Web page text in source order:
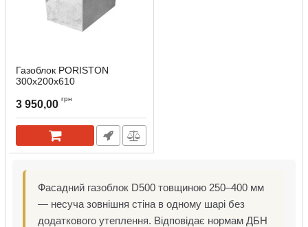
Газоблок PORISTON
300х200х610
3 950,00 грн
Фасадний газоблок D500 товщиною 250–400 мм
— несуча зовнішня стіна в одному шарі без
додаткового утеплення. Відповідає нормам ДБН